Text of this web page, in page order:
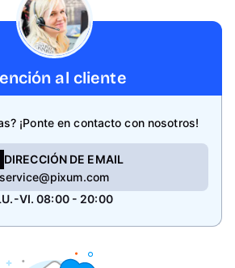
al cliente
¡Ponte en contacto con nosotros!
DIRECCIÓN DE EMAIL
service@pixum.com
VI. 08:00 - 20:00